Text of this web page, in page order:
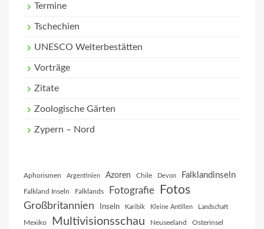
Termine
Tschechien
UNESCO Welterbestätten
Vorträge
Zitate
Zoologische Gärten
Zypern – Nord
Aphorismen Argentinien Azoren Chile Devon Falklandinseln
Falkland Inseln Falklands Fotografie Fotos
Großbritannien Inseln Karibik Kleine Antillen Landschaft
Mexiko Multivisionsschau Neuseeland Osterinsel